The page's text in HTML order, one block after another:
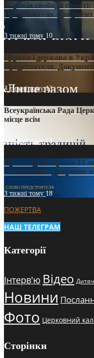
35 років свободи
Предстоятеля.
3 тижні тому 10
Церква і держава в
Предстоятеля.
3 тижні тому13
Всеукраїнська Рада
місце всім
3 тижні тому13
Проповідь Епіфанія 15
його амвона. Документ
3 тижні тому18
ПОЖЕРТВА
НАШ ТЕЛЕГРАМ
Категорії
Інтерв'ю Відео
Новини
Фото Церковний
Сторінки